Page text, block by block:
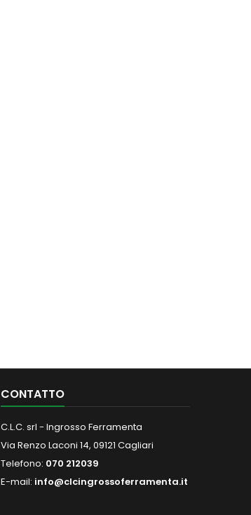
CONTATTO
C.L.C. srl - Ingrosso Ferramenta
Via Renzo Laconi 14, 09121 Cagliari
Telefono: 070 212039
E-mail: info@clcingrossoferramenta.it